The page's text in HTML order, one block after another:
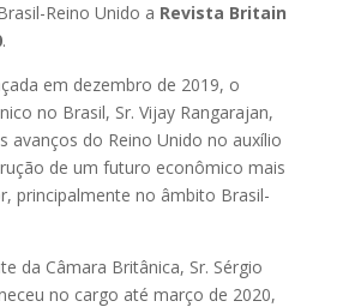
Reino Unido a Revista Britain
.
em dezembro de 2019, o
no Brasil, Sr. Vijay Rangarajan,
avanços do Reino Unido no auxílio
de um futuro econômico mais
principalmente no âmbito Brasil-
da Câmara Britânica, Sr. Sérgio
no cargo até março de 2020,